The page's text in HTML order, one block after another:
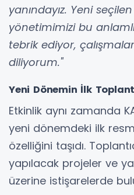
yanındayız. Yeni
yönetimimizi bu
tebrik ediyor,
diliyorum."
Yeni Dönemin İlk
Etkinlik aynı zamanda
yeni dönemdeki ilk
özelliğini taşıdı.
yapılacak projeler ve
üzerine istişarelerde